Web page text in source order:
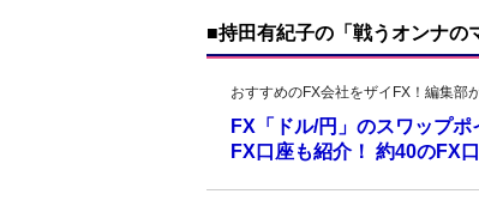
■持田有紀子の「戦うオンナの
おすすめのFX会社をザイFX！編集部
FX「ドル/円」のスワップ
FX口座も紹介！ 約40のFX